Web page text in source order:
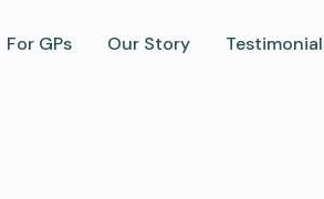
For GPs Our Story